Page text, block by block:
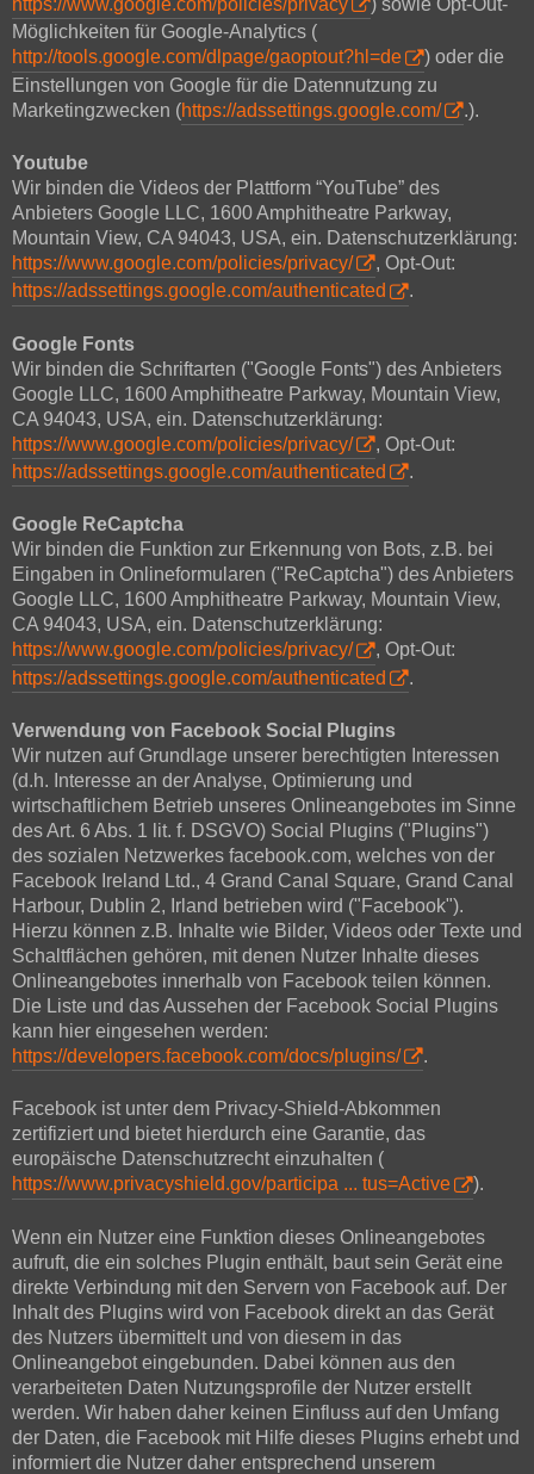
Möglichkeiten für Google-Analytics (
http://tools.google.com/dlpage/gaoptout?hl=de
) oder die
Einstellungen von Google für die Datennutzung zu
Marketingzwecken (https://adssettings.google.com/ .).
Youtube
Wir binden die Videos der Plattform “YouTube” des
Anbieters Google LLC, 1600 Amphitheatre Parkway,
Mountain View, CA 94043, USA, ein. Datenschutzerklärung:
https://www.google.com/policies/privacy/
, Opt-Out:
https://adssettings.google.com/authenticated
.
Google Fonts
Wir binden die Schriftarten ("Google Fonts") des Anbieters
Google LLC, 1600 Amphitheatre Parkway, Mountain View,
CA 94043, USA, ein. Datenschutzerklärung:
https://www.google.com/policies/privacy/
, Opt-Out:
https://adssettings.google.com/authenticated
.
Google ReCaptcha
Wir binden die Funktion zur Erkennung von Bots, z.B. bei
Eingaben in Onlineformularen ("ReCaptcha") des Anbieters
Google LLC, 1600 Amphitheatre Parkway, Mountain View,
CA 94043, USA, ein. Datenschutzerklärung:
https://www.google.com/policies/privacy/
, Opt-Out:
https://adssettings.google.com/authenticated
.
Verwendung von Facebook Social Plugins
Wir nutzen auf Grundlage unserer berechtigten Interessen
(d.h. Interesse an der Analyse, Optimierung und
wirtschaftlichem Betrieb unseres Onlineangebotes im Sinne
des Art. 6 Abs. 1 lit. f. DSGVO) Social Plugins ("Plugins")
des sozialen Netzwerkes facebook.com, welches von der
Facebook Ireland Ltd., 4 Grand Canal Square, Grand Canal
Harbour, Dublin 2, Irland betrieben wird ("Facebook").
Hierzu können z.B. Inhalte wie Bilder, Videos oder Texte und
Schaltflächen gehören, mit denen Nutzer Inhalte dieses
Onlineangebotes innerhalb von Facebook teilen können.
Die Liste und das Aussehen der Facebook Social Plugins
kann hier eingesehen werden:
https://developers.facebook.com/docs/plugins/
.
Facebook ist unter dem Privacy-Shield-Abkommen
zertifiziert und bietet hierdurch eine Garantie, das
europäische Datenschutzrecht einzuhalten (
https://www.privacyshield.gov/participa ... tus=Active
).
Wenn ein Nutzer eine Funktion dieses Onlineangebotes
aufruft, die ein solches Plugin enthält, baut sein Gerät eine
direkte Verbindung mit den Servern von Facebook auf. Der
Inhalt des Plugins wird von Facebook direkt an das Gerät
des Nutzers übermittelt und von diesem in das
Onlineangebot eingebunden. Dabei können aus den
verarbeiteten Daten Nutzungsprofile der Nutzer erstellt
werden. Wir haben daher keinen Einfluss auf den Umfang
der Daten, die Facebook mit Hilfe dieses Plugins erhebt und
informiert die Nutzer daher entsprechend unserem